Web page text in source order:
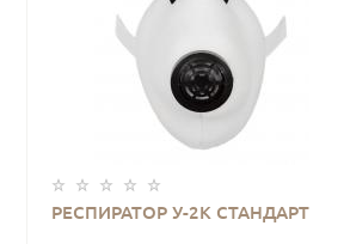
РЕСПИРАТОР У-2К СТАНДАРТ